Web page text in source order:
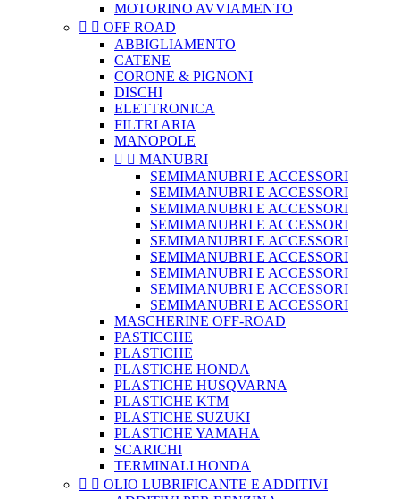
MOTORINO AVVIAMENTO
  OFF ROAD
ABBIGLIAMENTO
CATENE
CORONE & PIGNONI
DISCHI
ELETTRONICA
FILTRI ARIA
MANOPOLE
  MANUBRI
SEMIMANUBRI E ACCESSORI
SEMIMANUBRI E ACCESSORI
SEMIMANUBRI E ACCESSORI
SEMIMANUBRI E ACCESSORI
SEMIMANUBRI E ACCESSORI
SEMIMANUBRI E ACCESSORI
SEMIMANUBRI E ACCESSORI
SEMIMANUBRI E ACCESSORI
SEMIMANUBRI E ACCESSORI
MASCHERINE OFF-ROAD
PASTICCHE
PLASTICHE
PLASTICHE HONDA
PLASTICHE HUSQVARNA
PLASTICHE KTM
PLASTICHE SUZUKI
PLASTICHE YAMAHA
SCARICHI
TERMINALI HONDA
  OLIO LUBRIFICANTE E ADDITIVI